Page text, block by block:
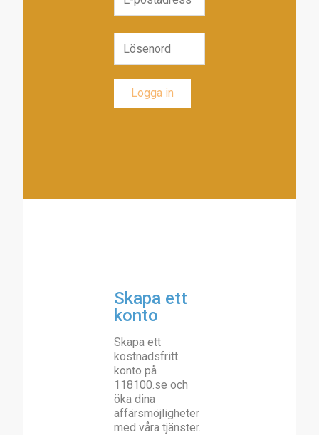
Skapa ett
konto
Skapa ett
kostnadsfritt
konto på
118100.se och
öka dina
affärsmöjligheter
med våra tjänster.